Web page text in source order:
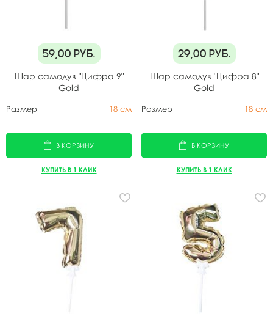
59,00 руб.
Шар самодув "Цифра 9"
Gold
Размер 18 см
В КОРЗИНУ
КУПИТЬ В 1 КЛИК
29,00 руб.
Шар самодув "Цифра 8"
Gold
Размер 18 см
В КОРЗИНУ
КУПИТЬ В 1 КЛИК